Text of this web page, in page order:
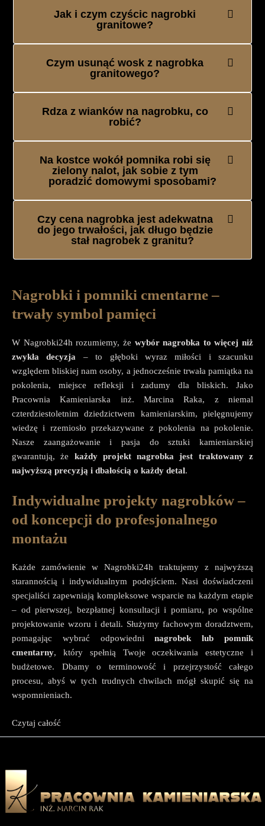
Jak i czym czyścic nagrobki
granitowe?
Czym usunąć wosk z nagrobka
granitowego?
Rdza z wianków na nagrobku, co
robić?
Na kostce wokół pomnika robi się
zielony nalot, jak sobie z tym
poradzić domowymi sposobami?
Czy cena nagrobka jest adekwatna
do jego trwałości, jak długo będzie
stał nagrobek z granitu?
Nagrobki i pomniki cmentarne –
trwały symbol pamięci
W Nagrobki24h rozumiemy, że wybór nagrobka to więcej niż
zwykła decyzja – to głęboki wyraz miłości i szacunku
względem bliskiej nam osoby, a jednocześnie trwała pamiątka na
pokolenia, miejsce refleksji i zadumy dla bliskich. Jako
Pracownia Kamieniarska inż. Marcina Raka, z niemal
czterdziestoletnim dziedzictwem kamieniarskim, pielęgnujemy
wiedzę i rzemiosło przekazywane z pokolenia na pokolenie.
Nasze zaangażowanie i pasja do sztuki kamieniarskiej
gwarantują, że każdy projekt nagrobka jest traktowany z
najwyższą precyzją i dbałością o każdy detal.
Indywidualne projekty nagrobków –
od koncepcji do profesjonalnego
montażu
Każde zamówienie w Nagrobki24h traktujemy z najwyższą
starannością i indywidualnym podejściem. Nasi doświadczeni
specjaliści zapewniają kompleksowe wsparcie na każdym etapie
– od pierwszej, bezpłatnej konsultacji i pomiaru, po wspólne
projektowanie wzoru i detali. Służymy fachowym doradztwem,
pomagając wybrać odpowiedninagrobek lub pomnik
cmentarny, który spełnią Twoje oczekiwania estetyczne i
budżetowe. Dbamy o terminowość i przejrzystość całego
procesu, abyś w tych trudnych chwilach mógł skupić się na
wspomnieniach.
W ramach oferty
Zazwyczaj mają szerokość 90-120 cm i długość 180-240
cm.
Czytaj całość